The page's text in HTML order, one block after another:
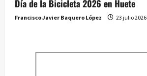
Día de la Bicicleta 2026 en Huete
Francisco Javier Baquero López 23 julio 2026